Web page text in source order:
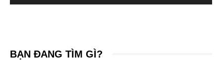
BẠN ĐANG TÌM GÌ?